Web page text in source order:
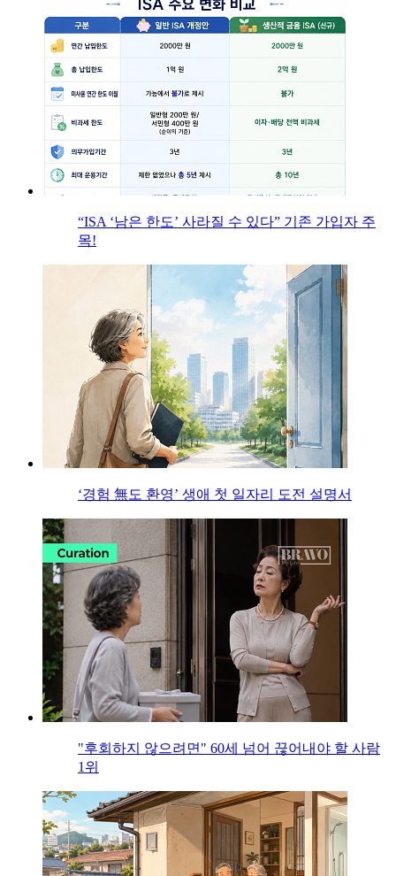
“ISA ‘남은 한도’ 사라질 수 있다” 기존 가입자 주
목!
‘경험 無도 환영’ 생애 첫 일자리 도전 설명서
"후회하지 않으려면" 60세 넘어 끊어내야 할 사람
1위